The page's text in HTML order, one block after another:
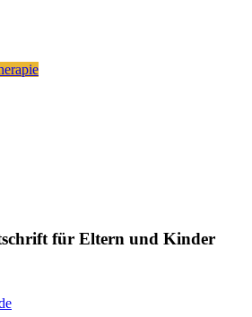
für Eltern und Kinder